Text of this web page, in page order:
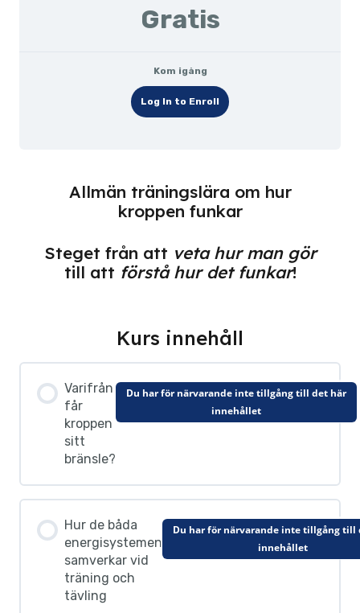
Gratis
Kom igång
Log In to Enroll
Allmän träningslära om hur
kroppen funkar
Steget från att veta hur man gör
till att förstå hur det funkar!
Kurs innehåll
Varifrån
får
kroppen
sitt
bränsle?
Du har för närvarande inte tillgång till det här
innehållet
Hur de båda
energisystemen
samverkar vid
träning och
tävling
Du har för närvarande inte tillgång till
innehållet